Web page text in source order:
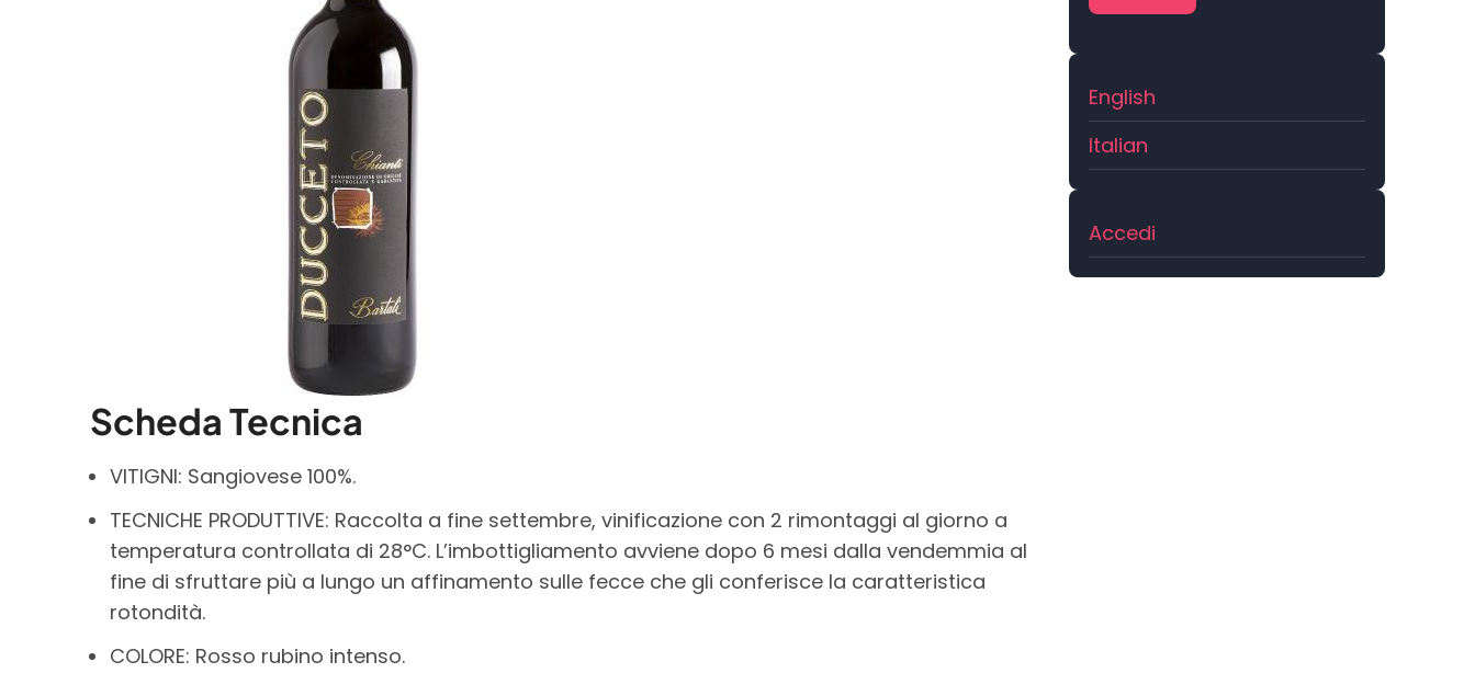
Scheda Tecnica
VITIGNI: Sangiovese 100%.
TECNICHE PRODUTTIVE: Raccolta a fine settembre, vinificazione con 2 rimontaggi al giorno a
temperatura controllata di 28°C. L’imbottigliamento avviene dopo 6 mesi dalla vendemmia al
fine di sfruttare più a lungo un affinamento sulle fecce che gli conferisce la caratteristica
rotondità.
COLORE: Rosso rubino intenso.
English
Italian
Menu
profilo
Accedi